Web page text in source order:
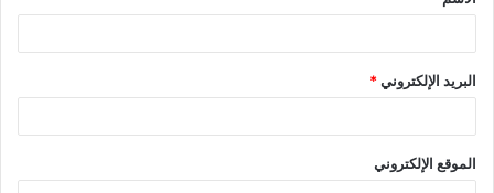
البريد الإلكتروني*
الموقع الإلكتروني